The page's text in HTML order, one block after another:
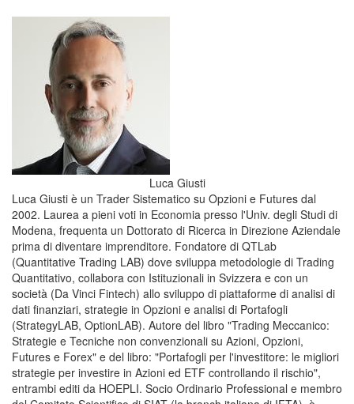
Luca Giusti
Luca Giusti è un Trader Sistematico su Opzioni e Futures dal
2002. Laurea a pieni voti in Economia presso l'Univ. degli Studi di
Modena, frequenta un Dottorato di Ricerca in Direzione Aziendale
prima di diventare imprenditore. Fondatore di QTLab
(Quantitative Trading LAB) dove sviluppa metodologie di Trading
Quantitativo, collabora con Istituzionali in Svizzera e con un
società (Da Vinci Fintech) allo sviluppo di piattaforme di analisi di
dati finanziari, strategie in Opzioni e analisi di Portafogli
(StrategyLAB, OptionLAB). Autore del libro "Trading Meccanico:
Strategie e Tecniche non convenzionali su Azioni, Opzioni,
Futures e Forex" e del libro: "Portafogli per l'investitore: le migliori
strategie per investire in Azioni ed ETF controllando il rischio",
entrambi editi da HOEPLI. Socio Ordinario Professional e membro